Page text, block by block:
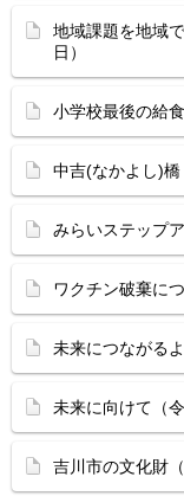
地域課題を地域
日）
小学校最後の給
中吉(なかよし)橋
みらいステップ
ワクチン破棄に
未来につながる
未来に向けて（
吉川市の文化財